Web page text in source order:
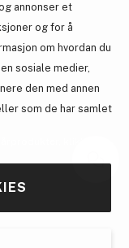
annonser et
og for å
om hvordan du
sosiale medier,
den med annen
som de har samlet